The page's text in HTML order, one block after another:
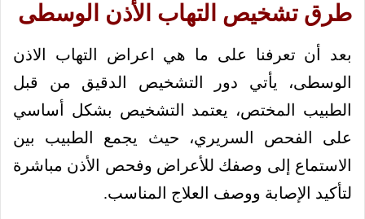
طرق تشخيص التهاب الأذن الوسطى
بعد أن تعرفنا على ما هي اعراض التهاب الاذن
الوسطى، يأتي دور التشخيص الدقيق من قبل
الطبيب المختص، يعتمد التشخيص بشكل أساسي
على الفحص السريري، حيث يجمع الطبيب بين
الاستماع إلى وصفك للأعراض وفحص الأذن مباشرة
لتأكيد الإصابة ووصف العلاج المناسب.